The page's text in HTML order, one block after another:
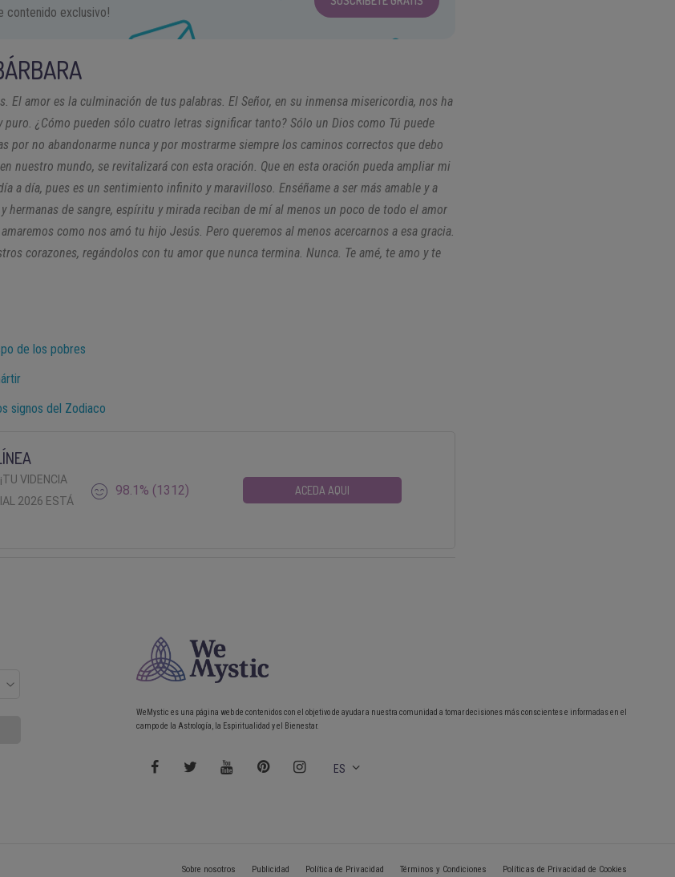
contenido exclusivo!
El amor es la culminación de tus palabras. El Señor, en su inmensa misericordia, nos ha
¿Cómo pueden sólo cuatro letras significar tanto? Sólo un Dios como Tú puede
por no abandonarme nunca y por mostrarme siempre los caminos correctos que debo
nuestro mundo, se revitalizará con esta oración. Que en esta oración pueda ampliar mi
a día, pues es un sentimiento infinito y maravilloso. Enséñame a ser más amable y a
hermanas de sangre, espíritu y mirada reciban de mí al menos un poco de todo el amor
como nos amó tu hijo Jesús. Pero queremos al menos acercarnos a esa gracia.
corazones, regándolos con tu amor que nunca termina. Nunca. Te amé, te amo y te
de los pobres
signos del Zodiaco
VIDENCIA
2026 ESTÁ
98.1% (1312) ACEDA AQUI
WeMystic es una página web de contenidos con el objetivo de ayudar a nuestra comunidad a tomar decisiones más conscientes e informadas en el
campo de la Astrología, la Espiritualidad y el Bienestar.
ES
Sobre nosotros Publicidad Política de Privacidad Términos y Condiciones Políticas de Privacidad de Cookies